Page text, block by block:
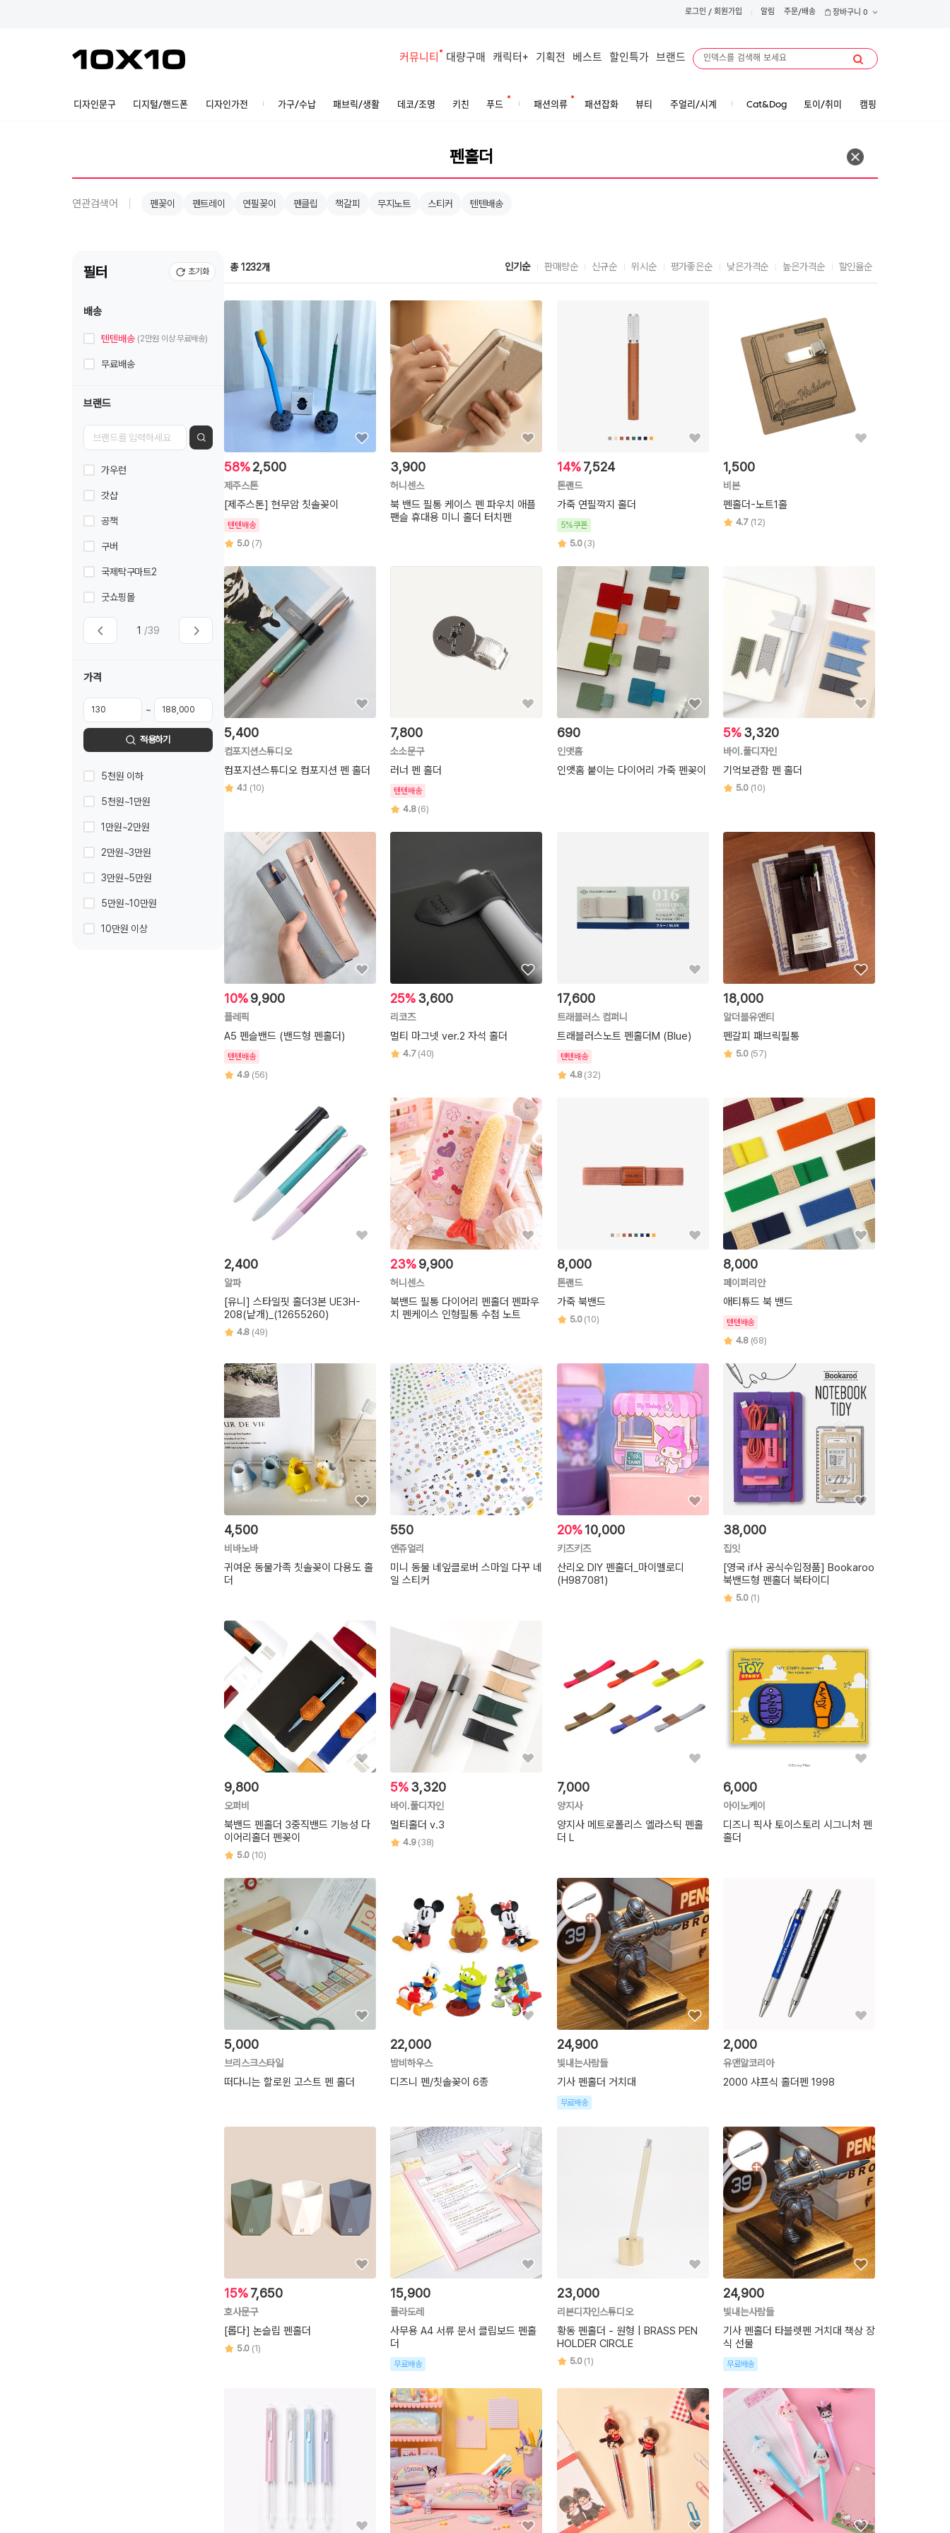
로그인 / 회원가입 알림 주문/배송 장바구니 0
커뮤니티 대량구매 캐릭터+ 기획전 베스트 할인특가 브랜드
디자인문구 디지털/핸드폰 디자인가전 가구/수납 패브릭/생활 데코/조명 키친 푸드 패션의류 패션잡화 뷰티 주얼리/시계 Cat&Dog 토이/취미 캠핑
연관검색어 펜꽂이 펜트레이 연필꽂이 펜클립 책갈피 무지노트 스티커 텐텐배송
필터 초기화
배송
텐텐배송 (2만원 이상 무료배송)
무료배송
브랜드
가우런
갓샵
공책
구버
국제탁구마트2
굿쇼핑몰
1 /39
가격
~
적용하기
5천원 이하
5천원~1만원
1만원~2만원
2만원~3만원
3만원~5만원
5만원~10만원
10만원 이상
총 1232개 인기순 판매량순 신규순 위시순 평가좋은순 낮은가격순 높은가격순 할인율순
58%2,500
제주스톤
[제주스톤] 현무암 칫솔꽂이
텐텐배송
5.0 (7)
3,900
허니센스
북 밴드 필통 케이스 펜 파우치 애플
팬슬 휴대용 미니 홀더 터치펜
14% 7,524
톤랜드
가죽 연필깍지 홀더
5%쿠폰
5.0 (3)
1,500
비본
펜홀더-노트1홀
4.7 (12)
5,400
컴포지션스튜디오
컴포지션스튜디오 컴포지션 펜 홀더
4.1 (10)
7,800
소소문구
러너 펜 홀더
텐텐배송
4.8 (6)
690
인앳홈
인앳홈 붙이는 다이어리 가죽 펜꽂이
5% 3,320
바이.풀디자인
기억보관함 펜 홀더
5.0 (10)
10%9,900
플레픽
A5 펜슬밴드 (밴드형 펜홀더)
텐텐배송
4.9 (56)
25%3,600
리코즈
멀티 마그넷 ver.2 자석 홀더
4.7 (40)
17,600
트래블러스 컴퍼니
트래블러스노트 펜홀더M (Blue)
텐텐배송
4.8 (32)
18,000
알더블유앤티
펜갈피 패브릭필통
5.0 (57)
2,400
알파
[유니] 스타일핏 홀더3본 UE3H-
208(낱개)_(12655260)
4.8 (49)
23%9,900
허니센스
북밴드 필통 다이어리 펜홀더 펜파우
치 펜케이스 인형필통 수첩 노트
8,000
톤랜드
가죽 북밴드
5.0 (10)
8,000
페이퍼리안
애티튜드 북 밴드
텐텐배송
4.8 (68)
4,500
비바노바
귀여운 동물가족 칫솔꽂이 다용도 홀
더
550
앤쥬얼리
미니 동물 네잎클로버 스마일 다꾸 네
일 스티커
20% 10,000
키즈키즈
산리오 DIY 펜홀더_마이멜로디
(H987081)
38,000
집잇
[영국 if사 공식수입정품] Bookaroo
북밴드형 펜홀더 북타이디
5.0 (1)
9,800
오퍼비
북밴드 펜홀더 3중직밴드 기능성 다
이어리홀더 펜꽂이
5.0 (10)
5%3,320
바이.풀디자인
멀티홀더 v.3
4.9 (38)
7,000
양지사
양지사 메트로폴리스 엘라스틱 펜홀
더 L
6,000
아이노케이
디즈니 픽사 토이스토리 시그니처 펜
홀더
5,000
브리스크스타일
떠다니는 할로윈 고스트 펜 홀더
22,000
밤비하우스
디즈니 펜/칫솔꽂이 6종
24,900
빛내는사람들
기사 펜홀더 거치대
무료배송
2,000
유앤알코리아
2000 샤프식 홀더펜 1998
15%7,650
호사문구
[롭다] 논슬립 펜홀더
5.0 (1)
15,900
폴라도레
사무용 A4 서류 문서 클립보드 펜홀
더
무료배송
23,000
리본디자인스튜디오
황동 펜홀더 - 원형 | BRASS PEN
HOLDER CIRCLE
5.0 (1)
24,900
빛내는사람들
기사 펜홀더 타블렛펜 거치대 책상 장
식 선물
무료배송